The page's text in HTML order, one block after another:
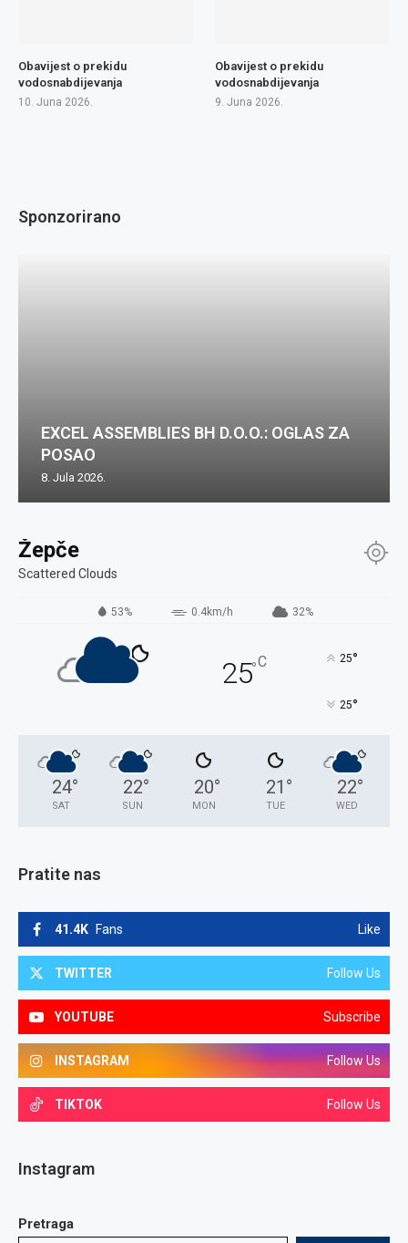
Žepče
Scattered Clouds
53% 0.4km/h 32%
25°C 25°
25°
24°
SAT
22°
SUN
20°
MON
21 °
TUE
22°
WED
Pratite nas
41.4K Fans Like
TWITTER Follow Us
YOUTUBE Subscribe
INSTAGRAM Follow Us
TIKTOK Follow Us
Instagram
Pretraga
Obavijest o prekidu
vodosnabdijevanja
10. Juna 2026.
Obavijest o prekidu
vodosnabdijevanja
9. Juna 2026.
Sponzorirano
EXCEL ASSEMBLIES BH D.O.O.: OGLAS ZA
POSAO
8. Jula 2026.